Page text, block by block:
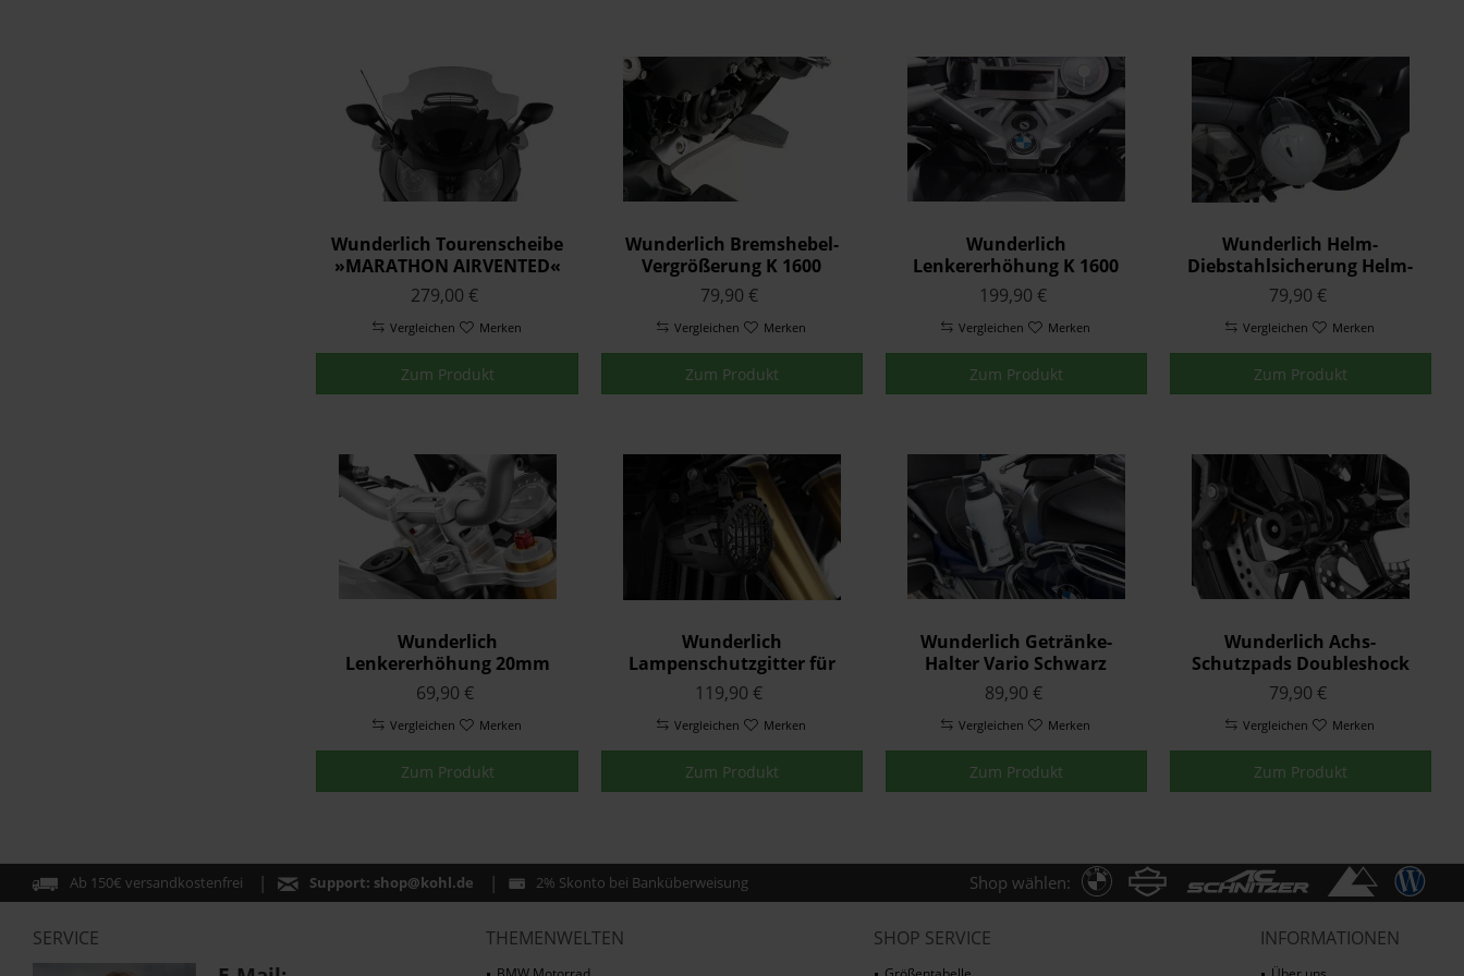
Wunderlich Tourenscheibe
»MARATHON AIRVENTED«
Rauchgrau K 1600 GT/GTL
279,00 €
Vergleichen Merken
Zum Produkt
Wunderlich Bremshebel-
Vergrößerung K 1600
GT/GTL Silber
79,90 €
Vergleichen Merken
Zum Produkt
Wunderlich
Lenkererhöhung K 1600
Silber
199,90 €
Vergleichen Merken
Zum Produkt
Wunderlich Helm-
Diebstahlsicherung Helm-
Lock K 1600 GT/GTL K48
79,90 €
Vergleichen Merken
Zum Produkt
Wunderlich
Lenkererhöhung 20mm
Silber
69,90 €
Vergleichen Merken
Zum Produkt
Wunderlich
Lampenschutzgitter für
original LED
Zusatzscheinwerfer Nano
Schwarz
119,90 €
Vergleichen Merken
Zum Produkt
Wunderlich Getränke-
Halter Vario Schwarz
89,90 €
Vergleichen Merken
Zum Produkt
Wunderlich Achs-
Schutzpads Doubleshock
Vorne Schwarz K-Modelle
79,90 €
Vergleichen Merken
Zum Produkt
Ab 150€ versandkostenfrei Support: shop@kohl.de 2% Skonto bei Banküberweisung Shop wählen:
SERVICE THEMENWELTEN SHOP SERVICE INFORMATIONEN